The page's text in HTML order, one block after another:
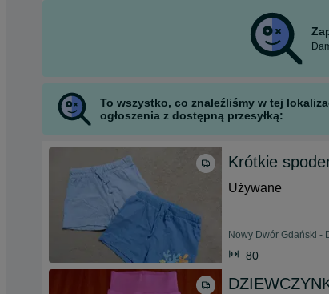
To wszystko, co znaleźliśmy w tej
ogłoszenia z dostępną przesyłką:
Krótkie
Używane
Nowy Dwór Gdański -
80